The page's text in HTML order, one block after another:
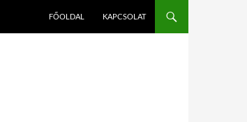
FŐOLDAL KAPCSOLAT